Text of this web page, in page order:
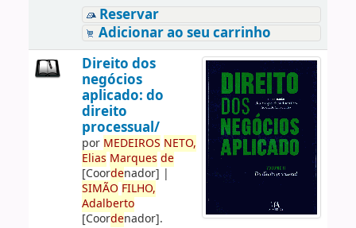
Reservar
Adicionar ao seu carrinho
Direito dos
negócios
aplicado: do
direito
processual/
por MEDEIROS NETO,
Elias Marques de
[Coordenador] |
SIMÃO FILHO,
Adalberto
[Coordenador].